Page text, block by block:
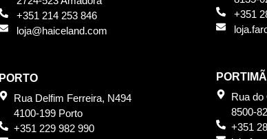
+351 214 253 846
loja@haiceland.com
PORTO
Rua Delfim Ferreira, N494
4100-199 Porto
+351 229 982 990
+351
Rua do
8500-
+351